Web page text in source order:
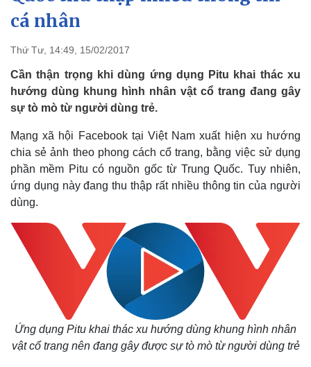
Tổ chức nhân sự
Quốc hội
Dự báo thời tiết
cá nhân
Thứ Tư, 14:49, 15/02/2017
Cần thận trọng khi dùng ứng dụng Pitu khai thác xu
hướng dùng khung hình nhân vật cổ trang đang gây
sự tò mò từ người dùng trẻ.
Mạng xã hội Facebook tại Việt Nam xuất hiện xu hướng
chia sẻ ảnh theo phong cách cổ trang, bằng việc sử dụng
phần mềm Pitu có nguồn gốc từ Trung Quốc. Tuy nhiên,
ứng dụng này đang thu thập rất nhiều thông tin của người
dùng.
Ứng dụng Pitu khai thác xu hướng dùng khung hình nhân
vật cổ trang nên đang gây được sự tò mò từ người dùng trẻ